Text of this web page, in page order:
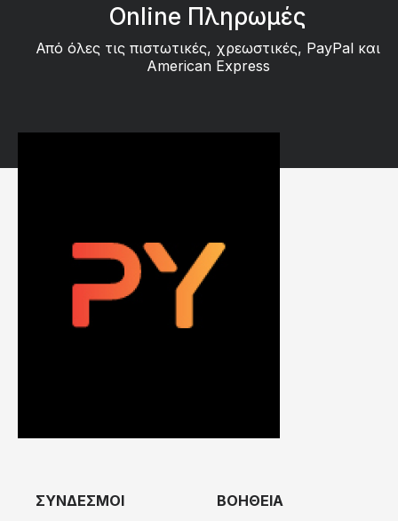
Online Πληρωμές
Από όλες τις πιστωτικές, χρεωστικές, PayPal και
American Express
ΣΥΝΔΕΣΜΟΙ
ΒΟΗΘΕΙΑ